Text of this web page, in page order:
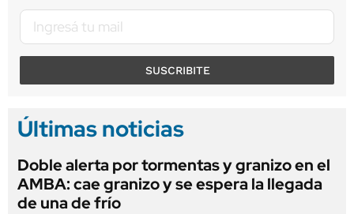
SUSCRIBITE
Últimas noticias
Doble alerta por tormentas y granizo en el
AMBA: cae granizo y se espera la llegada
de una de frío